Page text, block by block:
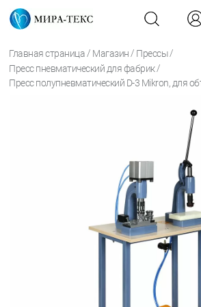
Главная страница / Магазин / Прессы /
Пресс пневматический для фабрик /
Пресс полупневматический D-3 Mikron, для